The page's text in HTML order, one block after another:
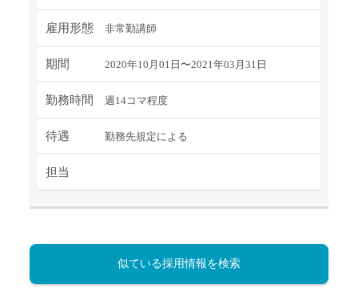
雇用形態 非常勤講師
期間 2020年10月01日〜2021年03月31日
勤務時間 週14コマ程度
待遇 勤務先規定による
担当
似ている採用情報を検索